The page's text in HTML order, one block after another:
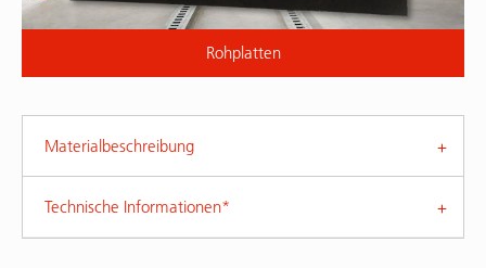
Rohplatten
Materialbeschreibung
Technische Informationen*